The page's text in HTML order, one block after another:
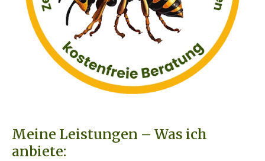
Meine Leistungen – Was ich
anbiete: